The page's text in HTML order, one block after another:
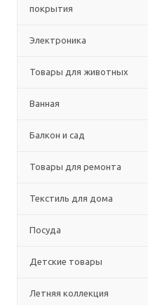
покрытия
Электроника
Товары для животных
Ванная
Балкон и сад
Товары для ремонта
Текстиль для дома
Посуда
Детские товары
Летняя коллекция